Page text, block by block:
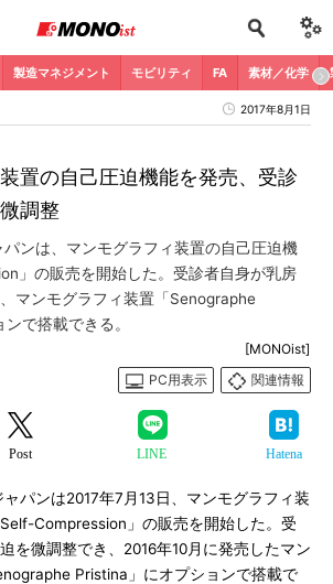
製造マネジメント モビリティ FA 素材／化学
2017年8月1日
置の自己圧迫機能を発売、受診
調整
ンは、マンモグラフィ装置の自己圧迫機
」の販売を開始した。受診者自身が乳房
マンモグラフィ装置「Senographe
で搭載できる。
[MONOist]
PC用表示
関連情報
Post LINE Hatena
パンは2017年7月13日、マンモグラフィ装
Compression」の販売を開始した。受
を微調整でき、2016年10月に発売したマン
Pristina」にオプションで搭載で